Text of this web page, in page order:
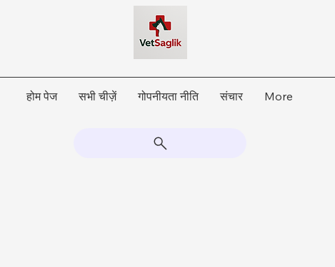
होम पेज सभी चीज़ें गोपनीयता नीति संचार More